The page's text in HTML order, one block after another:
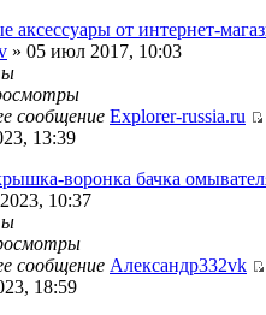
аксессуары от интернет-
» 05 июл 2017, 10:03
сообщение Explorer-russia.ru
13:39
воронка бачка
10:37
сообщение Александр332vk
18:59